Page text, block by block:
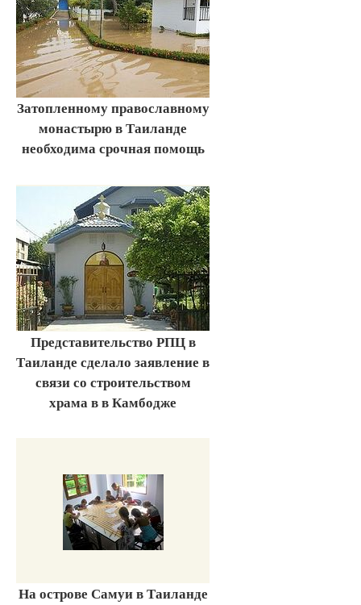
Затопленному православному
монастырю в Таиланде
необходима срочная помощь
Представительство РПЦ в
Таиланде сделало заявление в
связи со строительством
храма в в Камбодже
На острове Самуи в Таиланде